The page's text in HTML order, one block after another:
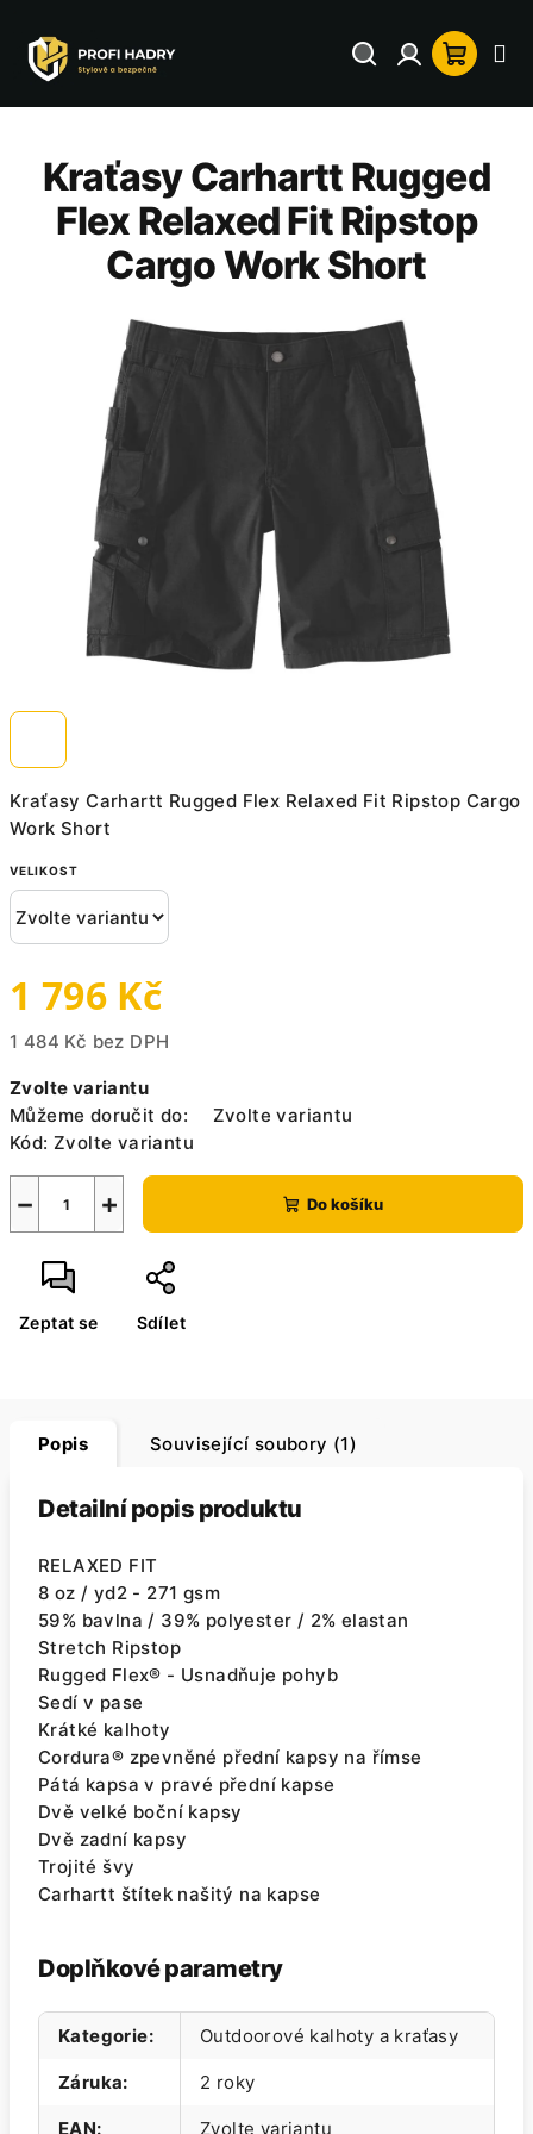
obsah
HledatPřihlášení
Kraťasy Carhartt Rugged Flex Relaxed Fit Ripstop Cargo
Work Short
VELIKOST
1 796 Kč
1 484 Kč bez DPH
cena:
Zvolte variantu
Můžeme doručit do:
Zvolte variantu
Kód: Zvolte variantu
+
− Do košíku
Zeptat se Sdílet
Kraťasy Carhartt Rugged
Flex Relaxed Fit Ripstop
Cargo Work Short
Popis Související soubory (1)
Detailní popis produktu
RELAXED FIT
8 oz / yd2 - 271 gsm
59% bavlna / 39% polyester / 2% elastan
Stretch Ripstop
Rugged Flex® - Usnadňuje pohyb
Sedí v pase
Krátké kalhoty
Cordura® zpevněné přední kapsy na římse
Pátá kapsa v pravé přední kapse
Dvě velké boční kapsy
Dvě zadní kapsy
Trojité švy
Carhartt štítek našitý na kapse
Doplňkové parametry
Kategorie: Outdoorové kalhoty a kraťasy
Záruka: 2 roky
EAN: Zvolte variantu